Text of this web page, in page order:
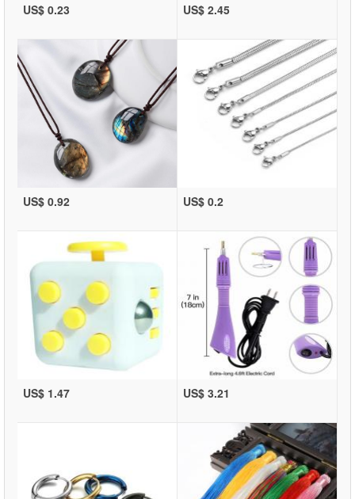
US$ 0.23 US$ 2.45
US$ 0.92 US$ 0.2
US$ 1.47 US$ 3.21